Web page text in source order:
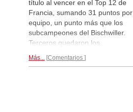
título al vencer en el Top 12 de
Francia, sumando 31 puntos por
equipo, un punto más que los
subcampeones del Bischwiller.
Terceros quedaron los
27 puntos, seguidos por el
Más... Comentarios